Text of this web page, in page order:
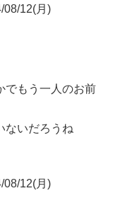
08/12(月)
でもう一人のお前
ないだろうね
08/12(月)